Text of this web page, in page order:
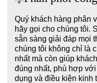
Quý khách hàng phân
hãy gọi cho chúng tôi.
sẵn sàng giải đáp mọi
chúng tôi không chỉ là
nhất mà còn giúp
đúng nhất, phù hợp
dụng và điều kiện kinh